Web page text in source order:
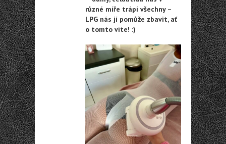
různé míře trápí všechny –
LPG nás jí pomůže zbavit, ať
o tomto víte! :)